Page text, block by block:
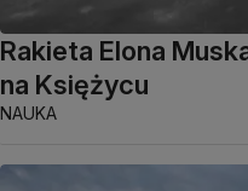
Rakieta Elona
na Księżycu
NAUKA